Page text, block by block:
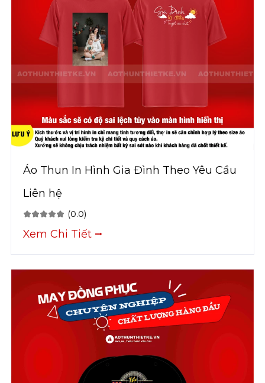
Áo Thun In Hình Gia Đình Theo Yêu Cầu
Liên hệ
(0.0)
Xem Chi Tiết ⭢